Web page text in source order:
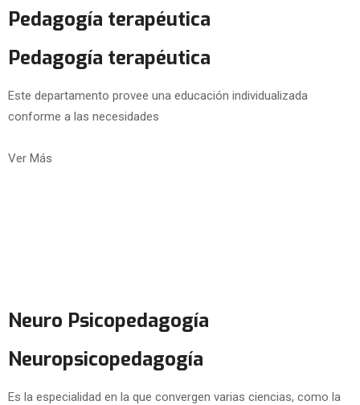
Pedagogía terapéutica
Pedagogía terapéutica
Este departamento provee una educación individualizada
conforme a las necesidades
Ver Más
Neuro Psicopedagogía
Neuropsicopedagogía
Es la especialidad en la que convergen varias ciencias, como la